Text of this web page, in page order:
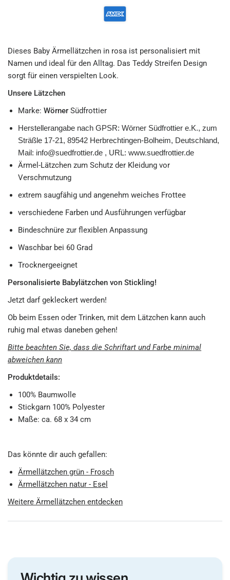
Dieses Baby Ärmellätzchen in rosa ist personalisiert mit
Namen und ideal für den Alltag. Das Teddy Streifen Design
sorgt für einen verspielten Look.
Unsere Lätzchen
Marke:WörnerSüdfrottier
Herstellerangabe nach GPSR: Wörner Südfrottier e.K., zum
Sträßle 17-21, 89542 Herbrechtingen-Bolheim, Deutschland,
Mail: info@suedfrottier.de , URL: www.suedfrottier.de
Ärmel-Lätzchen zum Schutz der Kleidung vor
Verschmutzung
extrem saugfähig und angenehm weiches Frottee
verschiedene Farben und Ausführungen verfügbar
Bindeschnüre zur flexiblen Anpassung
Waschbar bei 60 Grad
Trocknergeeignet
Personalisierte Babylätzchen von Stickling!
Jetzt darf gekleckert werden!
Ob beim Essen oder Trinken, mit dem Lätzchen kann auch
ruhig mal etwas daneben gehen!
Bitte beachten Sie, dass die Schriftart und Farbe minimal
abweichen kann
Produktdetails:
100% Baumwolle
Stickgarn 100% Polyester
Maße: ca. 68 x 34 cm
Das könnte dir auch gefallen:
Ärmellätzchen grün - Frosch
Ärmellätzchen natur - Esel
Weitere Ärmellätzchen entdecken